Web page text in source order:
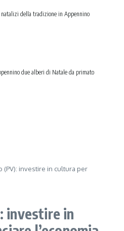
natalizi della tradizione in Appennino
due alberi di Natale da primato
(PV): investire in cultura per
investire in